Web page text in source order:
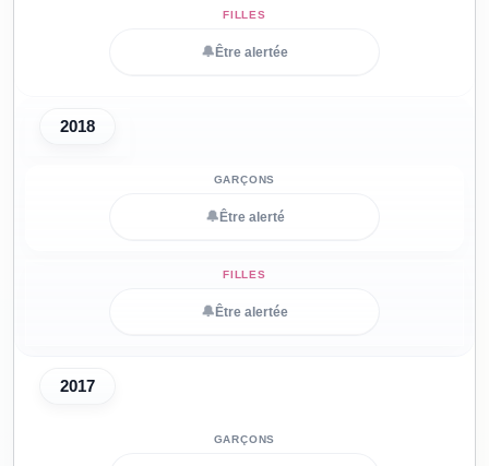
🔔 Être alertée
2018
🔔 Être alerté
🔔 Être alertée
2017